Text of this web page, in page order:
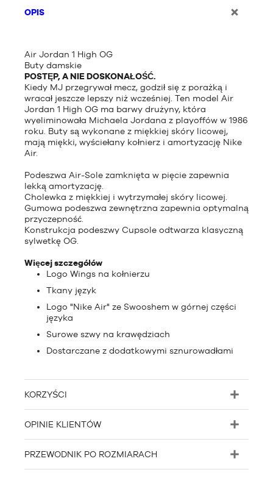
OPIS
Air Jordan 1 High OG
Buty damskie
POSTĘP, A NIE DOSKONAŁOŚĆ.
Kiedy MJ przegrywał mecz, godził się z porażką i
wracał jeszcze lepszy niż wcześniej. Ten model Air
Jordan 1 High OG ma barwy drużyny, która
wyeliminowała Michaela Jordana z playoffów w 1986
roku. Buty są wykonane z miękkiej skóry licowej,
mają miękki, wyściełany kołnierz i amortyzację Nike
Air.
Podeszwa Air-Sole zamknięta w pięcie zapewnia
lekką amortyzację.
Cholewka z miękkiej i wytrzymałej skóry licowej.
Gumowa podeszwa zewnętrzna zapewnia optymalną
przyczepność.
Konstrukcja podeszwy Cupsole odtwarza klasyczną
sylwetkę OG.
Więcej szczegółów
Logo Wings na kołnierzu
Tkany język
Logo "Nike Air" ze Swooshem w górnej części
języka
Surowe szwy na krawędziach
Dostarczane z dodatkowymi sznurowadłami
KORZYŚCI
OPINIE KLIENTÓW
PRZEWODNIK PO ROZMIARACH